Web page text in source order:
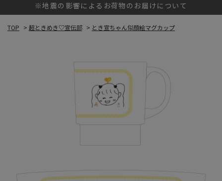
※地震の影響によるお荷物のお届けについて
TOP > 超ときめき♡宣伝部 > とき宣ちゃん似顔絵マグカップ